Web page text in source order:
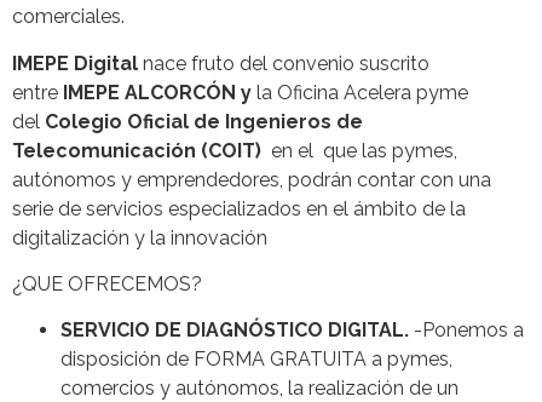
comerciales.
IMEPE Digital nace fruto del convenio suscrito
entre IMEPE ALCORCÓN y la Oficina Acelera pyme
del Colegio Oficial de Ingenieros de
Telecomunicación (COIT) en el que las pymes,
autónomos y emprendedores, podrán contar con una
serie de servicios especializados en el ámbito de la
digitalización y la innovación
¿QUE OFRECEMOS?
SERVICIO DE DIAGNÓSTICO DIGITAL. -Ponemos a
disposición de FORMA GRATUITA a pymes,
comercios y autónomos, la realización de un